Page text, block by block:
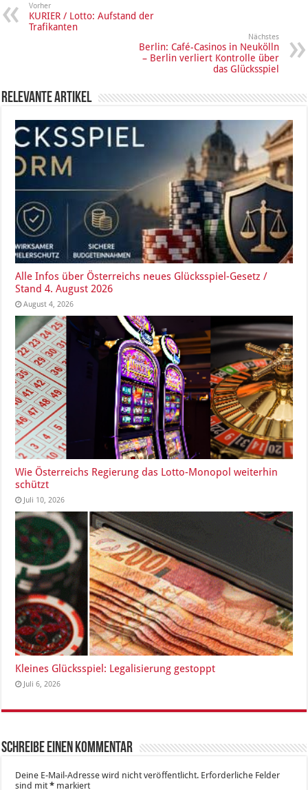
Vorher
KURIER / Lotto: Aufstand der
Trafikanten
Nächstes
Berlin: Café-Casinos in Neukölln
– Berlin verliert Kontrolle über
das Glücksspiel
Relevante Artikel
Alle Infos über Österreichs neues Glücksspiel-Gesetz /
Stand 4. August 2026
August 4, 2026
Wie Österreichs Regierung das Lotto-Monopol weiterhin
schützt
Juli 10, 2026
Kleines Glücksspiel: Legalisierung gestoppt
Juli 6, 2026
Schreibe einen Kommentar
Deine E-Mail-Adresse wird nicht veröffentlicht. Erforderliche Felder
sind mit* markiert